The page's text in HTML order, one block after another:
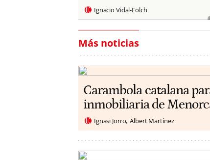
Ignacio Vidal-Folch
Más noticias
Carambola catalana
inmobiliaria de
Ignasi Jorro Albert Martínez